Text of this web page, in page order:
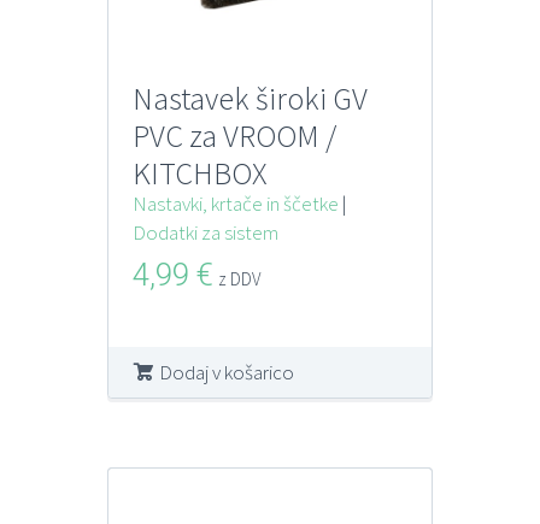
Nastavek široki GV
PVC za VROOM /
KITCHBOX
Nastavki, krtače in ščetke |
Dodatki za sistem
4,99 € z DDV
Dodaj v košarico